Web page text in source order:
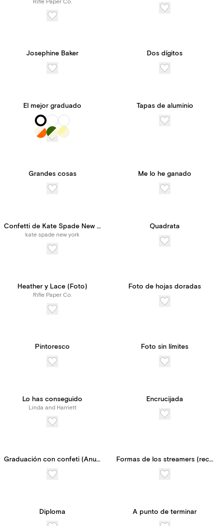
Rifle Paper Co.
Josephine Baker Dos dígitos
El mejor graduado Tapas de aluminio
Grandes cosas Me lo he ganado
Confetti de Kate Spade New York
kate spade new york
Quadrata
Heather y Lace (Foto)
Rifle Paper Co.
Foto de hojas doradas
Pintoresco Foto sin límites
Lo has conseguido
Linda and Harriett
Encrucijada
Graduación con confeti (Anuncio) Formas de los streamers (recuadro)
Diploma A punto de terminar